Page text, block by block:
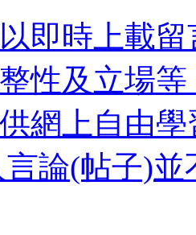
即時上載
性及立場
網上自由
論(帖子)